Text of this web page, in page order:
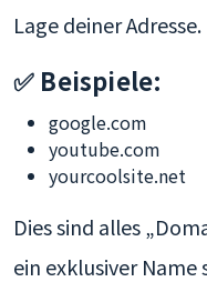
Lage deiner Adresse.
✅ Beispiele:
google.com
youtube.com
yourcoolsite.net
Dies sind alles
ein exklusiver